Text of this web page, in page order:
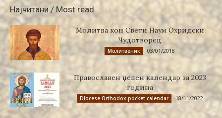
Најчитани / Most read
Молитва кон Свети Наум Охридски
Чудотворец
Молитвеник 03/01/2018
Православен џепен календар за 2023
година
Diocese Orthodox pocket calendar 18/11/2022